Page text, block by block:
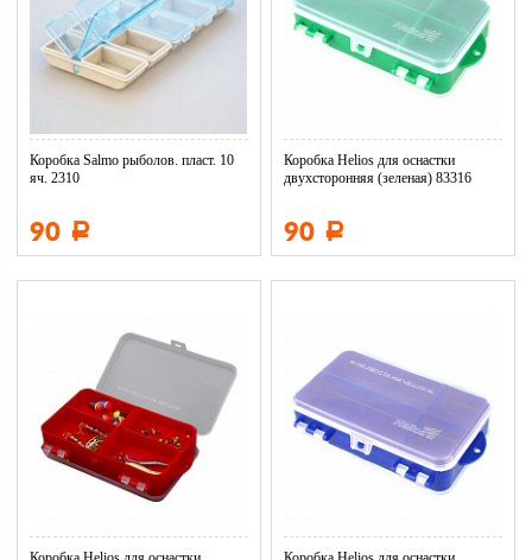
Коробка Salmo рыболов. пласт. 10
яч. 2310
90 Р
Коробка Helios для оснастки
двухсторонняя (зеленая) 83316
90 Р